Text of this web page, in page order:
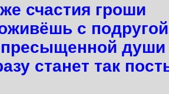
счастия гроши
с
души
станет так